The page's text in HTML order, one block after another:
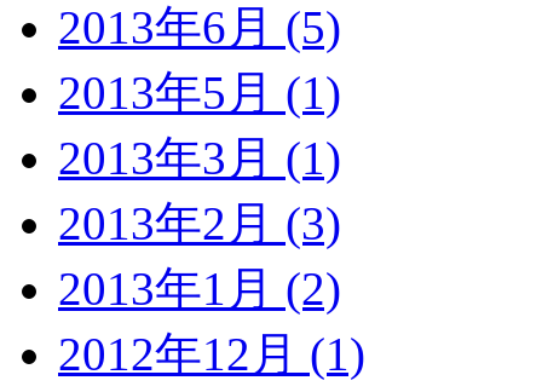
2013年6月 (5)
2013年5月 (1)
2013年3月 (1)
2013年2月 (3)
2013年1月 (2)
2012年12月 (1)